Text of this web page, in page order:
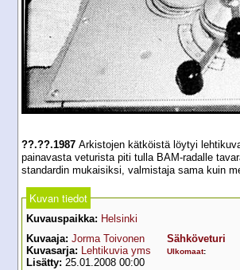
??.??.1987 Arkistojen kätköistä löytyi
painavasta veturista piti tulla BAM-radalle
standardin mukaisiksi, valmistaja sama kuin
Kuvan tiedot
Kuvauspaikka: Helsinki
Kuvaaja: Jorma Toivonen
Kuvasarja: Lehtikuvia yms
Lisätty: 25.01.2008 00:00
Sähköveturi
Ulkomaat: